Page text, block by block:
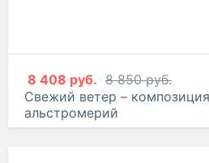
8 408 руб. 8 850 руб.
Свежий ветер –
альстромерий